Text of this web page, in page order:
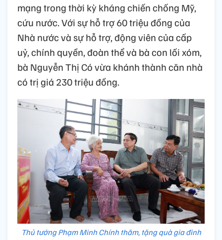
mạng trong thời kỳ kháng chiến chống Mỹ,
cứu nước. Với sự hỗ trợ 60 triệu đồng của
Nhà nước và sự hỗ trợ, động viên của cấp
uỷ, chính quyền, đoàn thể và bà con lối xóm,
bà Nguyễn Thị Có vừa khánh thành căn nhà
có trị giá 230 triệu đồng.
Thủ tướng Phạm Minh Chính thăm, tặng quà gia đình